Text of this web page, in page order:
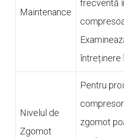
Maintenance
frecventă
întreținere
Nivelul de
Zgomot
Pentru
zgomot